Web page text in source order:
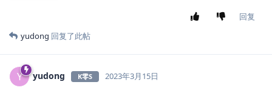
回复
yudong 回复了此帖
Y yudong K零S 2023年3月15日